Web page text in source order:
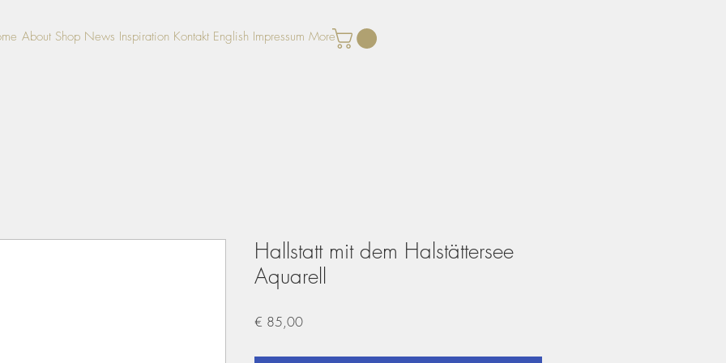
About Shop News Inspiration Kontakt English Impressum More
Hallstatt mit dem Halstättersee
Aquarell
€ 85,00Preis